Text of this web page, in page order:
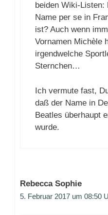
beiden Wiki-Listen:
Name per se in
ist? Auch wenn
Vornamen Michèle
irgendwelche
Sternchen…
Ich vermute fast,
daß der Name in
Beatles überhaupt
wurde.
Rebecca Sophie
5. Februar 2017 um 08:50